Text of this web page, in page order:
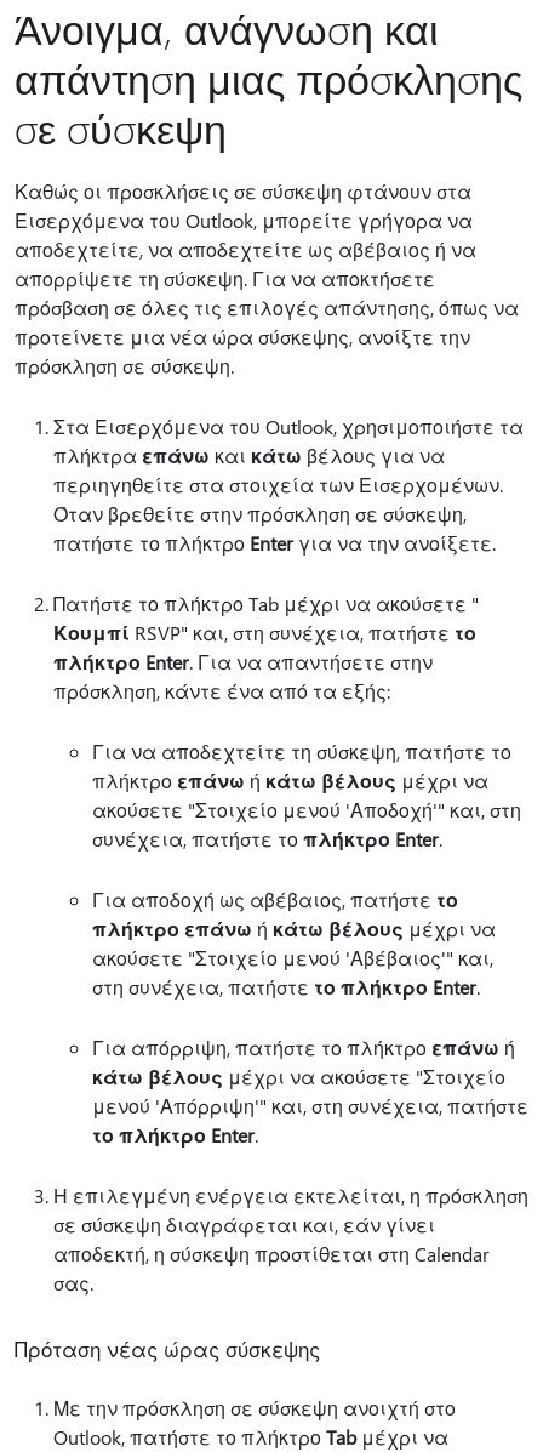
Άνοιγμα, ανάγνωση και
απάντηση μιας πρόσκλησης
σε σύσκεψη
Καθώς οι προσκλήσεις σε σύσκεψη φτάνουν στα
Εισερχόμενα του Outlook, μπορείτε γρήγορα να
αποδεχτείτε, να αποδεχτείτε ως αβέβαιος ή να
απορρίψετε τη σύσκεψη. Για να αποκτήσετε
πρόσβαση σε όλες τις επιλογές απάντησης, όπως να
προτείνετε μια νέα ώρα σύσκεψης, ανοίξτε την
πρόσκληση σε σύσκεψη.
Στα Εισερχόμενα του Outlook, χρησιμοποιήστε τα
πλήκτρα επάνω και κάτω βέλους για να
περιηγηθείτε στα στοιχεία των Εισερχομένων.
Όταν βρεθείτε στην πρόσκληση σε σύσκεψη,
πατήστε το πλήκτρο Enterγια να την ανοίξετε.
Πατήστε το πλήκτρο Tab μέχρι να ακούσετε "
Κουμπί RSVP" και, στη συνέχεια, πατήστε το
πλήκτρο Enter. Για να απαντήσετε στην
πρόσκληση, κάντε ένα από τα εξής:
Για να αποδεχτείτε τη σύσκεψη, πατήστε το
πλήκτρο επάνω ή κάτω βέλους μέχρι να
ακούσετε "Στοιχείο μενού 'Αποδοχή'" και, στη
συνέχεια, πατήστε τοπλήκτρο Enter.
Για αποδοχή ως αβέβαιος, πατήστε το
πλήκτρο επάνω ή κάτω βέλους μέχρι να
ακούσετε "Στοιχείο μενού 'Αβέβαιος'" και,
στη συνέχεια, πατήστε το πλήκτρο Enter.
Για απόρριψη, πατήστε το πλήκτρο επάνω ή
κάτω βέλους μέχρι να ακούσετε "Στοιχείο
μενού 'Απόρριψη'" και, στη συνέχεια, πατήστε
το πλήκτρο Enter.
Η επιλεγμένη ενέργεια εκτελείται, η πρόσκληση
σε σύσκεψη διαγράφεται και, εάν γίνει
αποδεκτή, η σύσκεψη προστίθεται στη Calendar
σας.
Πρόταση νέας ώρας σύσκεψης
Με την πρόσκληση σε σύσκεψη ανοιχτή στο
Outlook, πατήστε το πλήκτροTabμέχρι να